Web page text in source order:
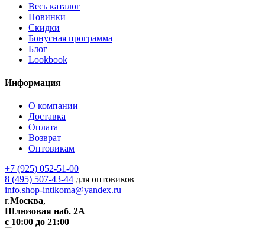
Весь каталог
Новинки
Скидки
Бонусная программа
Блог
Lookbook
Информация
О компании
Доставка
Оплата
Возврат
Оптовикам
+7 (925) 052-51-00
8 (495) 507-43-44 для оптовиков
info.shop-intikoma@yandex.ru
г.Москва,
Шлюзовая наб. 2А
с 10:00 до 21:00